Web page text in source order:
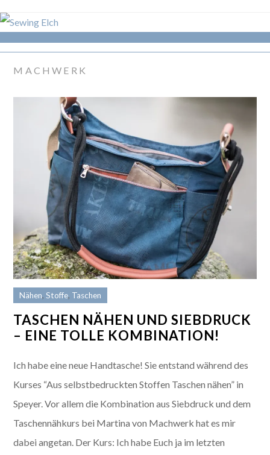
MACHWERK
Nähen,Stoffe, Taschen
TASCHEN NÄHEN UND SIEBDRUCK
– EINE TOLLE KOMBINATION!
Ich habe eine neue Handtasche! Sie entstand während des
Kurses “Aus selbstbedruckten Stoffen Taschen nähen” in
Speyer. Vor allem die Kombination aus Siebdruck und dem
Taschennähkurs bei Martina von Machwerk hat es mir
dabei angetan. Der Kurs: Ich habe Euch ja im letzten